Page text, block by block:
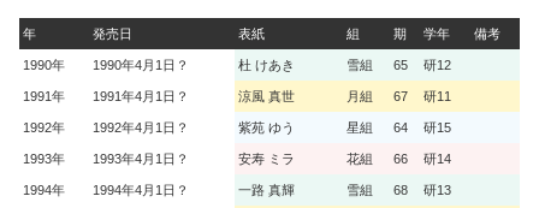
年 発売日 表紙 組 期 学年 備考
1990年 1990年4月1日？ 杜 けあき 雪組 65 研12
1991年 1991年4月1日？ 涼風 真世 月組 67 研11
1992年 1992年4月1日？ 紫苑 ゆう 星組 64 研15
1993年 1993年4月1日？ 安寿 ミラ 花組 66 研14
1994年 1994年4月1日？ 一路 真輝 雪組 68 研13